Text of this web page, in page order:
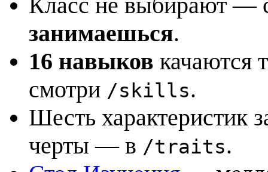
занимаешься.
16 навыков качаются
смотри /skills.
Шесть характеристик
черты — в /traits.